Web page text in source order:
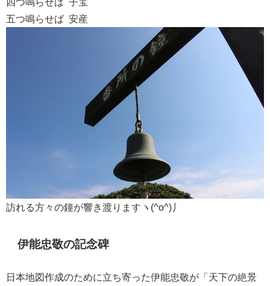
五つ鳴らせば 安産
訪れる方々の鐘が響き渡りますヽ(^o^)丿
伊能忠敬の記念碑
日本地図作成のために立ち寄った伊能忠敬が「天下の絶景